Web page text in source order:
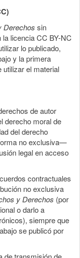
Derechos sin
licencia CC BY-NC
lo publicado,
y la primera
el material
de autor
derecho moral de
del derecho
no exclusiva—
legal en acceso
contractuales
no exclusiva
y Derechos (por
o darlo a
siempre que
se publicó por